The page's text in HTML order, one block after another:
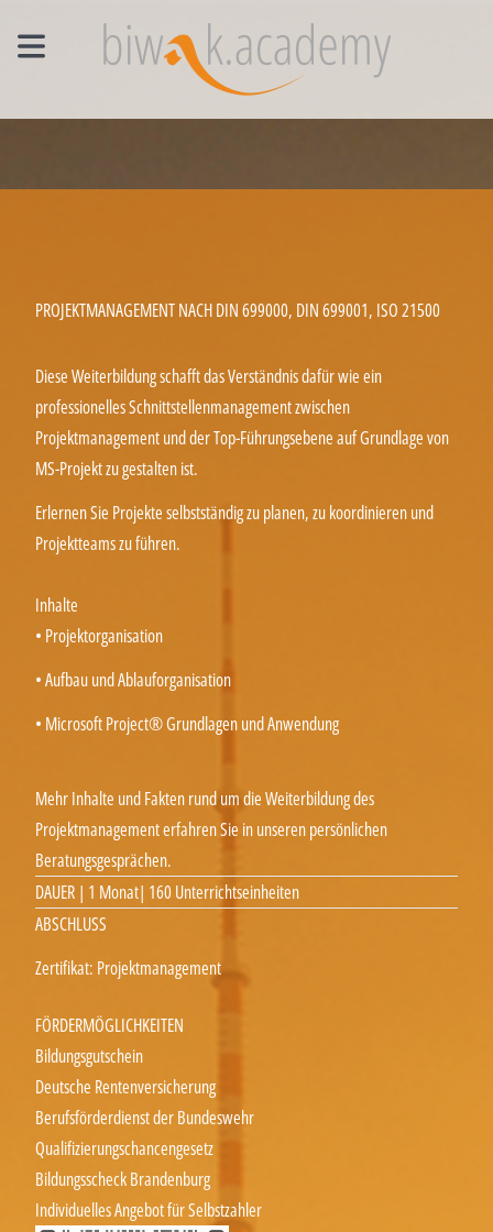
PROJEKTMANAGEMENT NACH DIN 699000, DIN 699001, ISO 21500
Diese Weiterbildung schafft das Verständnis dafür wie ein
professionelles Schnittstellenmanagement zwischen
Projektmanagement und der Top-Führungsebene auf Grundlage von
MS-Projekt zu gestalten ist.
Erlernen Sie Projekte selbstständig zu planen, zu koordinieren und
Projektteams zu führen.
Inhalte
• Projektorganisation
• Aufbau und Ablauforganisation
• Microsoft Project® Grundlagen und Anwendung
Mehr Inhalte und Fakten rund um die Weiterbildung des
Projektmanagement erfahren Sie in unseren persönlichen
Beratungsgesprächen.
DAUER | 1 Monat| 160 Unterrichtseinheiten
ABSCHLUSS
Zertifikat: Projektmanagement
FÖRDERMÖGLICHKEITEN
Bildungsgutschein
Deutsche Rentenversicherung
Berufsförderdienst der Bundeswehr
Qualifizierungschancengesetz
Bildungsscheck Brandenburg
Individuelles Angebot für Selbstzahler